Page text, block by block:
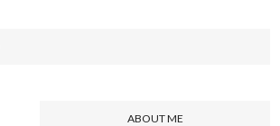
ABOUT ME